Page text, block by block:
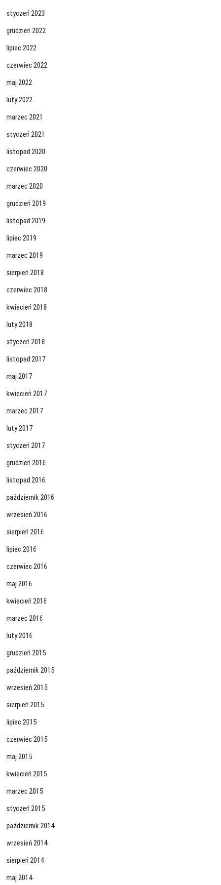
styczeń 2023
grudzień 2022
lipiec 2022
czerwiec 2022
maj 2022
luty 2022
marzec 2021
styczeń 2021
listopad 2020
czerwiec 2020
marzec 2020
grudzień 2019
listopad 2019
lipiec 2019
marzec 2019
sierpień 2018
czerwiec 2018
kwiecień 2018
luty 2018
styczeń 2018
listopad 2017
maj 2017
kwiecień 2017
marzec 2017
luty 2017
styczeń 2017
grudzień 2016
listopad 2016
październik 2016
wrzesień 2016
sierpień 2016
lipiec 2016
czerwiec 2016
maj 2016
kwiecień 2016
marzec 2016
luty 2016
grudzień 2015
październik 2015
wrzesień 2015
sierpień 2015
lipiec 2015
czerwiec 2015
maj 2015
kwiecień 2015
marzec 2015
styczeń 2015
październik 2014
wrzesień 2014
sierpień 2014
maj 2014